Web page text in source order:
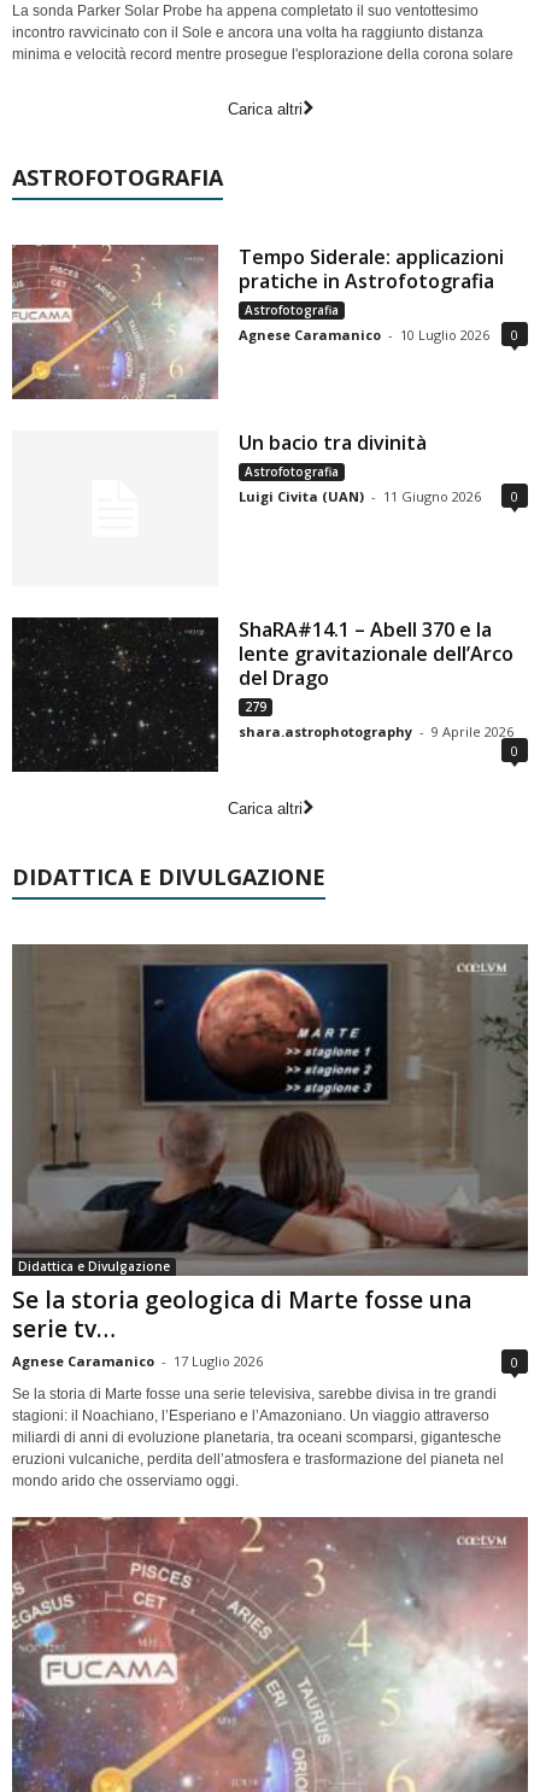
La sonda Parker Solar Probe ha appena completato il suo ventottesimo
incontro ravvicinato con il Sole e ancora una volta ha raggiunto distanza
minima e velocità record mentre prosegue l'esplorazione della corona solare
Carica altri
ASTROFOTOGRAFIA
Tempo Siderale: applicazioni
pratiche in Astrofotografia
Astrofotografia
Agnese Caramanico - 10 Luglio 2026 0
Un bacio tra divinità
Astrofotografia
Luigi Civita (UAN) - 11 Giugno 2026 0
ShaRA#14.1 – Abell 370 e la
lente gravitazionale dell’Arco
del Drago
279
shara.astrophotography - 9 Aprile 2026
0
Carica altri
DIDATTICA E DIVULGAZIONE
Didattica e Divulgazione
Se la storia geologica di Marte fosse una
serie tv…
Agnese Caramanico - 17 Luglio 2026 0
Se la storia di Marte fosse una serie televisiva, sarebbe divisa in tre grandi
stagioni: il Noachiano, l’Esperiano e l’Amazoniano. Un viaggio attraverso
miliardi di anni di evoluzione planetaria, tra oceani scomparsi, gigantesche
eruzioni vulcaniche, perdita dell’atmosfera e trasformazione del pianeta nel
mondo arido che osserviamo oggi.